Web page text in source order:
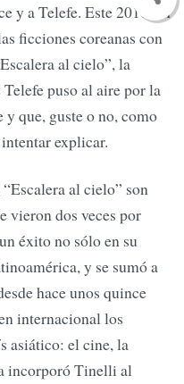
y a Telefe. Este 2016, en
ficciones coreanas con
al cielo”, la
puso al aire por la
que, guste o no, como
explicar.
al cielo” son
vieron dos veces por
éxito no sólo en su
y se sumó a
hace unos quince
internacional los
asiático: el cine, la
incorporó Tinelli al